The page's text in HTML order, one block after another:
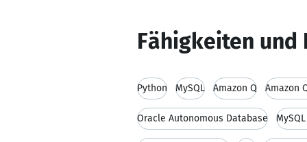
Fähigkeiten und
Python MySQL Amazon Q Amazon
Oracle Autonomous Database